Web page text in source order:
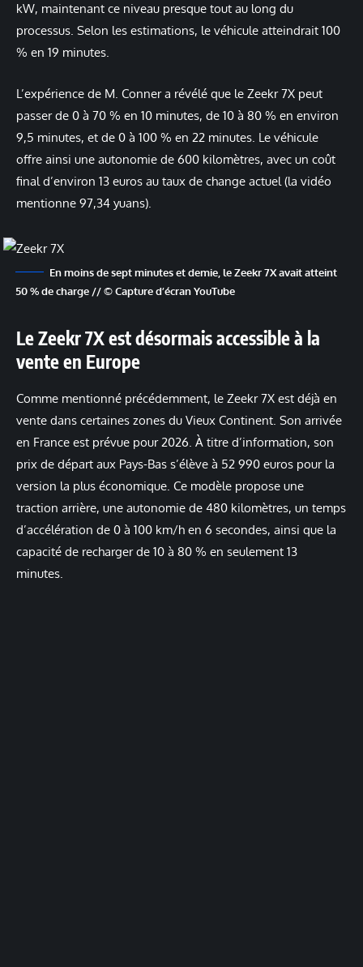
kW, maintenant ce niveau presque tout au long du
processus. Selon les estimations, le véhicule atteindrait 100
% en 19 minutes.
L’expérience de M. Conner a révélé que le Zeekr 7X peut
passer de 0 à 70 % en 10 minutes, de 10 à 80 % en environ
9,5 minutes, et de 0 à 100 % en 22 minutes. Le véhicule
offre ainsi une autonomie de 600 kilomètres, avec un coût
final d’environ 13 euros au taux de change actuel (la vidéo
mentionne 97,34 yuans).
En moins de sept minutes et demie, le Zeekr 7X avait atteint
50 % de charge // © Capture d’écran YouTube
Le Zeekr 7X est désormais accessible à la
vente en Europe
Comme mentionné précédemment, le Zeekr 7X est déjà en
vente dans certaines zones du Vieux Continent. Son arrivée
en France est prévue pour 2026. À titre d’information, son
prix de départ aux Pays-Bas s’élève à 52 990 euros pour la
version la plus économique. Ce modèle propose une
traction arrière, une autonomie de 480 kilomètres, un temps
d’accélération de 0 à 100 km/h en 6 secondes, ainsi que la
capacité de recharger de 10 à 80 % en seulement 13
minutes.